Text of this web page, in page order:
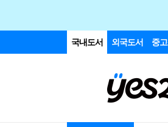
국내도서 외국도서 중